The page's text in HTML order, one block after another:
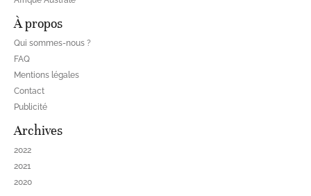
À propos
Qui sommes-nous ?
FAQ
Mentions légales
Contact
Publicité
Archives
2022
2021
2020